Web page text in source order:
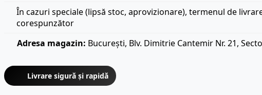
În cazuri speciale (lipsă stoc, aprovizionare), termenul de
corespunzător
Adresa magazin: București, Blv. Dimitrie Cantemir Nr. 21,
Livrare sigură și rapidă